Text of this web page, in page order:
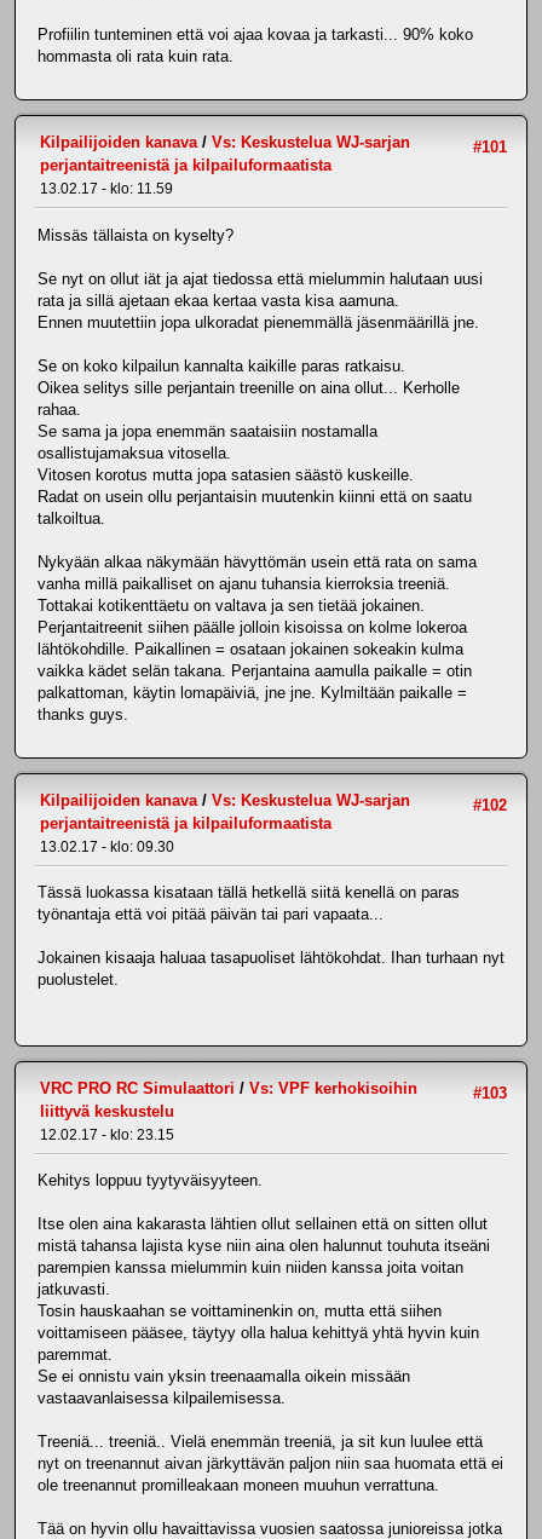
Profiilin tunteminen että voi ajaa kovaa ja tarkasti... 90% koko
hommasta oli rata kuin rata.
#101
Kilpailijoiden kanava/ Vs: Keskustelua WJ-sarjan
perjantaitreenistä ja kilpailuformaatista
13.02.17 - klo: 11.59
Missäs tällaista on kyselty?
Se nyt on ollut iät ja ajat tiedossa että mielummin halutaan uusi
rata ja sillä ajetaan ekaa kertaa vasta kisa aamuna.
Ennen muutettiin jopa ulkoradat pienemmällä jäsenmäärillä jne.
Se on koko kilpailun kannalta kaikille paras ratkaisu.
Oikea selitys sille perjantain treenille on aina ollut... Kerholle
rahaa.
Se sama ja jopa enemmän saataisiin nostamalla
osallistujamaksua vitosella.
Vitosen korotus mutta jopa satasien säästö kuskeille.
Radat on usein ollu perjantaisin muutenkin kiinni että on saatu
talkoiltua.
Nykyään alkaa näkymään hävyttömän usein että rata on sama
vanha millä paikalliset on ajanu tuhansia kierroksia treeniä.
Tottakai kotikenttäetu on valtava ja sen tietää jokainen.
Perjantaitreenit siihen päälle jolloin kisoissa on kolme lokeroa
lähtökohdille. Paikallinen = osataan jokainen sokeakin kulma
vaikka kädet selän takana. Perjantaina aamulla paikalle = otin
palkattoman, käytin lomapäiviä, jne jne. Kylmiltään paikalle =
thanks guys.
#102
Kilpailijoiden kanava / Vs: Keskustelua WJ-sarjan
perjantaitreenistä ja kilpailuformaatista
13.02.17 - klo: 09.30
Tässä luokassa kisataan tällä hetkellä siitä kenellä on paras
työnantaja että voi pitää päivän tai pari vapaata...
Jokainen kisaaja haluaa tasapuoliset lähtökohdat. Ihan turhaan nyt
puolustelet.
#103
VRC PRO RC Simulaattori / Vs: VPF kerhokisoihin
liittyvä keskustelu
12.02.17 - klo: 23.15
Kehitys loppuu tyytyväisyyteen.
Itse olen aina kakarasta lähtien ollut sellainen että on sitten ollut
mistä tahansa lajista kyse niin aina olen halunnut touhuta itseäni
parempien kanssa mielummin kuin niiden kanssa joita voitan
jatkuvasti.
Tosin hauskaahan se voittaminenkin on, mutta että siihen
voittamiseen pääsee, täytyy olla halua kehittyä yhtä hyvin kuin
paremmat.
Se ei onnistu vain yksin treenaamalla oikein missään
vastaavanlaisessa kilpailemisessa.
Treeniä... treeniä.. Vielä enemmän treeniä, ja sit kun luulee että
nyt on treenannut aivan järkyttävän paljon niin saa huomata että ei
ole treenannut promilleakaan moneen muuhun verrattuna.
Tää on hyvin ollu havaittavissa vuosien saatossa junioreissa jotka